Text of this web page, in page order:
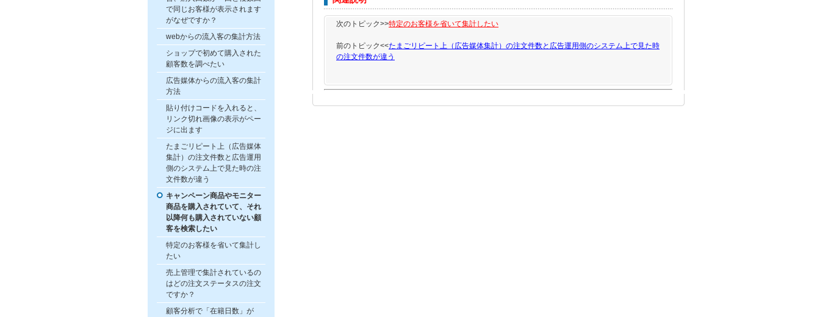
で同じお客様が表示されます
がなぜですか？
webからの流入客の集計方法
ショップで初めて購入された
顧客数を調べたい
広告媒体からの流入客の集計
方法
貼り付けコードを入れると、
リンク切れ画像の表示がペー
ジに出ます
たまごリピート上（広告媒体
集計）の注文件数と広告運用
側のシステム上で見た時の注
文件数が違う
キャンペーン商品やモニター
商品を購入されていて、それ
以降何も購入されていない顧
客を検索したい
特定のお客様を省いて集計し
たい
売上管理で集計されているの
はどの注文ステータスの注文
ですか？
顧客分析で「在籍日数」が
次のトピック>>特定のお客様を省いて集計したい
前のトピック<<たまごリピート上（広告媒体集計）の注文件数と広告運用側のシステム上で見た時
の注文件数が違う